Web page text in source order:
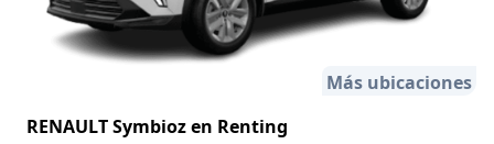
Más ubicaciones
RENAULT Symbioz en Renting